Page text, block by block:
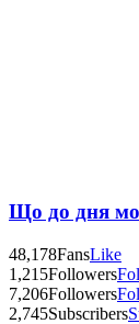
Що до дня
48,178FansLike
1,215Followers
7,206Followers
2,745Subscribers